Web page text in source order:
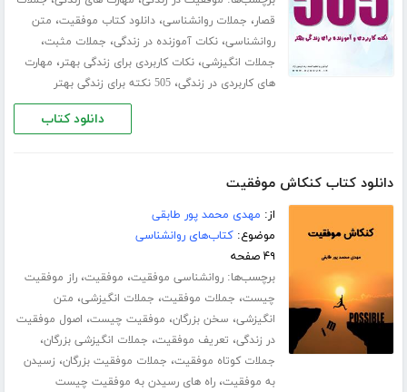
قصار، جملات روانشناسی،دانلود کتاب موفقیت، متن
روانشناسی،نکات آموزنده در زندگی، جملات مثبت،
جملات انگیزشی،نکات کاربردی برای زندگی بهتر، مهارت
های کاربردی در زندگی،505 نکته برای زندگی بهتر
دانلود کتاب
دانلود کتاب کنکاش موفقیت
از: مهدی محمد پور طابقی
موضوع:کتاب‌های روانشناسی
۴۹ صفحه
برچسب‌ها:روانشناسی موفقیت، موفقیت،راز موفقیت
چیست، جملات موفقیت، جملات انگیزشی، متن
انگیزشی، سخن بزرگان، موفقیت چیست، اصول موفقیت
در زندگی، تعریف موفقیت، جملات انگیزشی بزرگان،
جملات کوتاه موفقیت، جملات موفقیت بزرگان، زسیدن
به موفقیت،راه های رسیدن به موفقیت چیست